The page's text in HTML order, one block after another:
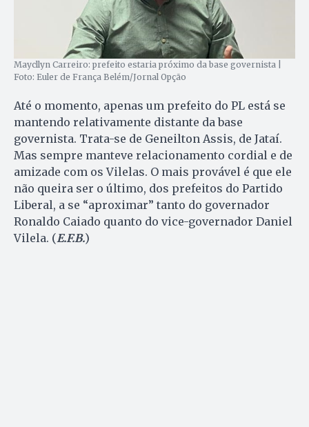
Maycllyn Carreiro: prefeito estaria próximo da base governista |
Foto: Euler de França Belém/Jornal Opção
Até o momento, apenas um prefeito do PL está se
mantendo relativamente distante da base
governista. Trata-se de Geneilton Assis, de Jataí.
Mas sempre manteve relacionamento cordial e de
amizade com os Vilelas. O mais provável é que ele
não queira ser o último, dos prefeitos do Partido
Liberal, a se “aproximar” tanto do governador
Ronaldo Caiado quanto do vice-governador Daniel
Vilela. (E.F.B.)